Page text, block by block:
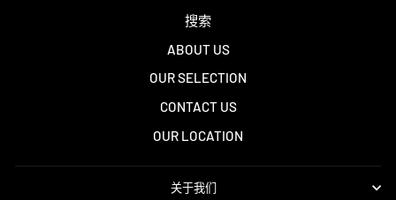
搜索
ABOUT US
OUR SELECTION
CONTACT US
OUR LOCATION
关于我们